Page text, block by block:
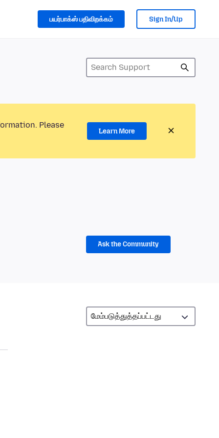
பயர்பாக்ஸ் பதிவிறக்கம் Sign In/Up
Please
Learn More
Ask the Community